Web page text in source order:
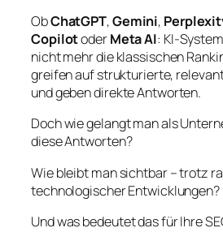
ObChatGPT,Gemini,
CopilotoderMeta AI: KI-
nicht mehr die klassischen
greifen auf strukturierte,
und geben direkte Antworten.
Doch wie gelangt man als
diese Antworten?
Wie bleibt man sichtbar – trotz
technologischer Entwicklungen?
Und was bedeutet das für Ihre